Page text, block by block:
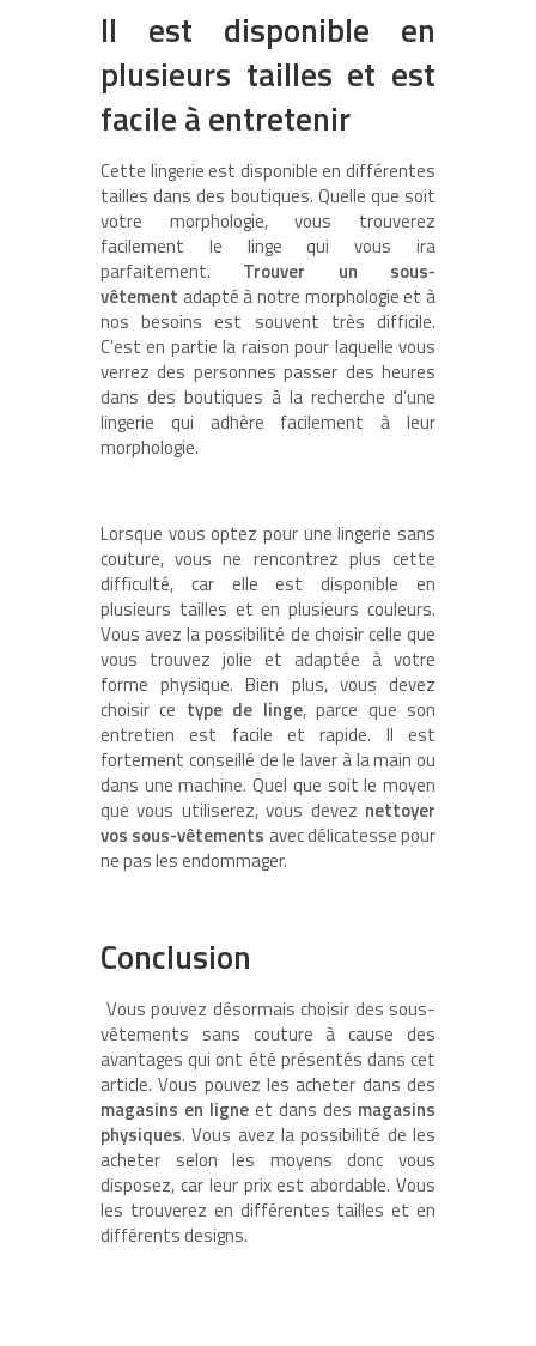
Il est disponible en
plusieurs tailles et est
facile à entretenir
Cette lingerie est disponible en différentes
tailles dans des boutiques. Quelle que soit
votre morphologie, vous trouverez
facilement le linge qui vous ira
parfaitement. Trouver un sous-
vêtement adapté à notre morphologie et à
nos besoins est souvent très difficile.
C’est en partie la raison pour laquelle vous
verrez des personnes passer des heures
dans des boutiques à la recherche d’une
lingerie qui adhère facilement à leur
morphologie.
Lorsque vous optez pour une lingerie sans
couture, vous ne rencontrez plus cette
difficulté, car elle est disponible en
plusieurs tailles et en plusieurs couleurs.
Vous avez la possibilité de choisir celle que
vous trouvez jolie et adaptée à votre
forme physique. Bien plus, vous devez
choisir ce type de linge, parce que son
entretien est facile et rapide. Il est
fortement conseillé de le laver à la main ou
dans une machine. Quel que soit le moyen
que vous utiliserez, vous devez nettoyer
vos sous-vêtements avec délicatesse pour
ne pas les endommager.
Conclusion
Vous pouvez désormais choisir des sous-
vêtements sans couture à cause des
avantages qui ont été présentés dans cet
article. Vous pouvez les acheter dans des
magasins en ligne et dans des magasins
physiques. Vous avez la possibilité de les
acheter selon les moyens donc vous
disposez, car leur prix est abordable. Vous
les trouverez en différentes tailles et en
différents designs.